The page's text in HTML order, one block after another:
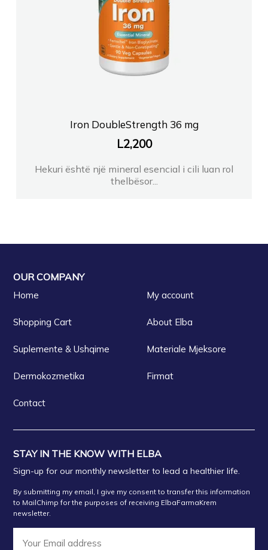
Iron DoubleStrength 36 mg
L2,200
Hekuri është një mineral esencial i cili luan rol
thelbësor...
OUR COMPANY
Home My account
Shopping Cart About Elba
Suplemente & Ushqime Materiale Mjeksore
Dermokozmetika Firmat
Contact
STAY IN THE KNOW WITH ELBA
Sign-up for our monthly newsletter to lead a healthier life.
By submitting my email, I give my consent to transfer this information
to MailChimp for the purposes of receiving ElbaFarmaKrem
newsletter.